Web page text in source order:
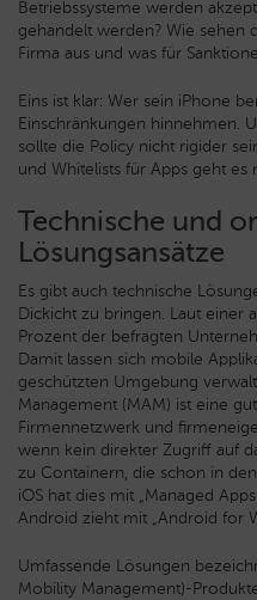
Betriebssysteme werden
gehandelt werden? Wie sehen
Firma aus und was für
Eins ist klar: Wer sein iPhone
Einschränkungen hinnehmen.
sollte die Policy nicht rigider
und Whitelists für Apps geht es
Technische und
Lösungsansätze
Es gibt auch technische
Dickicht zu bringen. Laut einer
Prozent der befragten
Damit lassen sich mobile
geschützten Umgebung
Management (MAM) ist eine
Firmennetzwerk und
wenn kein direkter Zugriff auf
zu Containern, die schon in
iOS hat dies mit „Managed
Android zieht mit „Android for
Umfassende Lösungen
Mobility Management)-